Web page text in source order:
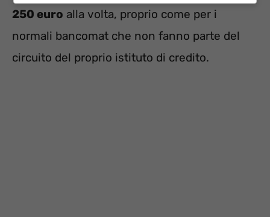
250 euro alla volta, proprio come per i
normali bancomat che non fanno parte del
circuito del proprio istituto di credito.